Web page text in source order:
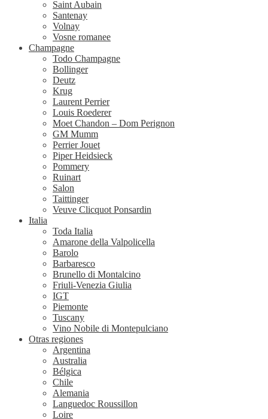
Saint Aubain
Santenay
Volnay
Vosne romanee
Champagne
Todo Champagne
Bollinger
Deutz
Krug
Laurent Perrier
Louis Roederer
Moet Chandon – Dom Perignon
GM Mumm
Perrier Jouet
Piper Heidsieck
Pommery
Ruinart
Salon
Taittinger
Veuve Clicquot Ponsardin
Italia
Toda Italia
Amarone della Valpolicella
Barolo
Barbaresco
Brunello di Montalcino
Friuli-Venezia Giulia
IGT
Piemonte
Tuscany
Vino Nobile di Montepulciano
Otras regiones
Argentina
Australia
Bélgica
Chile
Alemania
Languedoc Roussillon
Loire